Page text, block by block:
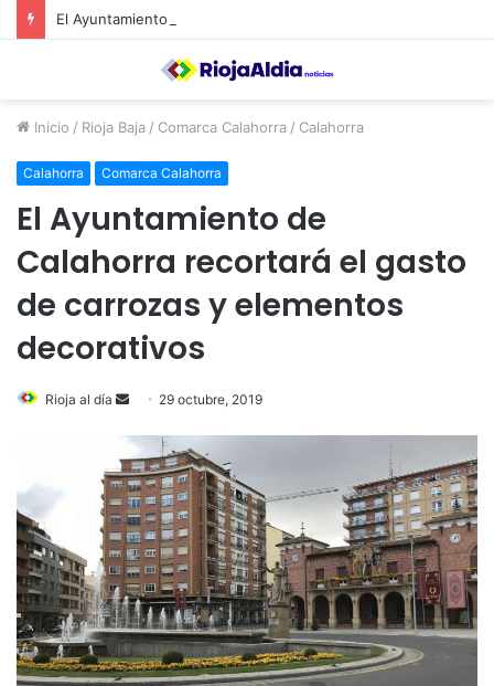
Inicio / Rioja Baja / Comarca Calahorra / Calahorra
Calahorra Comarca Calahorra
El Ayuntamiento de
Calahorra recortará el gasto
de carrozas y elementos
decorativos
Rioja al día
d
a
n
e
m
a
i
l
29 octubre, 2019